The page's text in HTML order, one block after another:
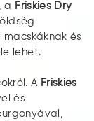
a Friskies Dry
és
lehet.
A Friskies
és